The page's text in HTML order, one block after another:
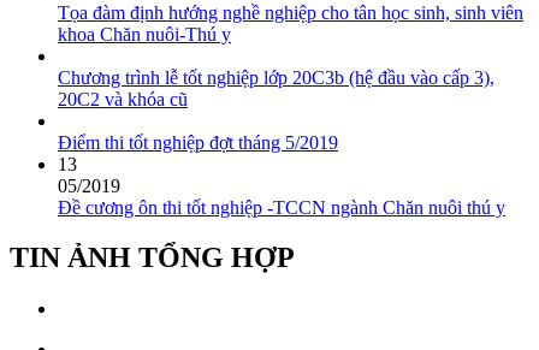
Tọa đàm định hướng nghề nghiệp cho tân học sinh, sinh viên
khoa Chăn nuôi-Thú y
Chương trình lễ tốt nghiệp lớp 20C3b (hệ đầu vào cấp 3),
20C2 và khóa cũ
Điểm thi tốt nghiệp đợt tháng 5/2019
13
05/2019
Đề cương ôn thi tốt nghiệp -TCCN ngành Chăn nuôi thú y
TIN ẢNH TỔNG HỢP